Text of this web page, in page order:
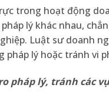
trong hoạt động
lý khác nhau,
Luật sư doanh
lý hoặc tránh vi
pháp lý, tránh các